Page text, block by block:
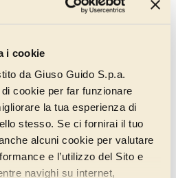
i cookie
da Giuso Guido S.p.a.
cookie per far funzionare
la tua esperienza di
stesso. Se ci fornirai il tuo
alcuni cookie per valutare
e l’utilizzo del Sito e
navighi su internet,
da frutti con due diversi gradi di